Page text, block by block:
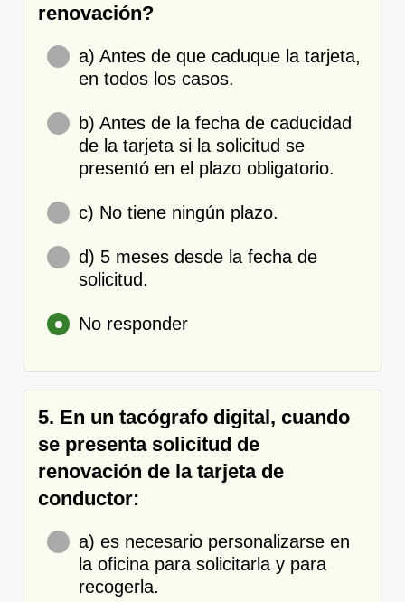
renovación?
a) Antes de que caduque la tarjeta,
en todos los casos.
b) Antes de la fecha de caducidad
de la tarjeta si la solicitud se
presentó en el plazo obligatorio.
c) No tiene ningún plazo.
d) 5 meses desde la fecha de
solicitud.
No responder
5. En un tacógrafo digital, cuando
se presenta solicitud de
renovación de la tarjeta de
conductor:
a) es necesario personalizarse en
la oficina para solicitarla y para
recogerla.